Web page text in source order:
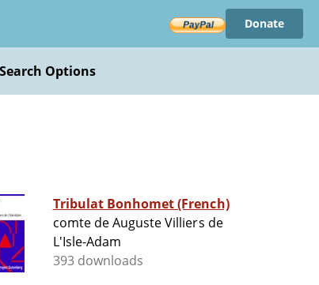
Donate
Search Options
Tribulat Bonhomet (French)
comte de Auguste Villiers de
L'Isle-Adam
393 downloads